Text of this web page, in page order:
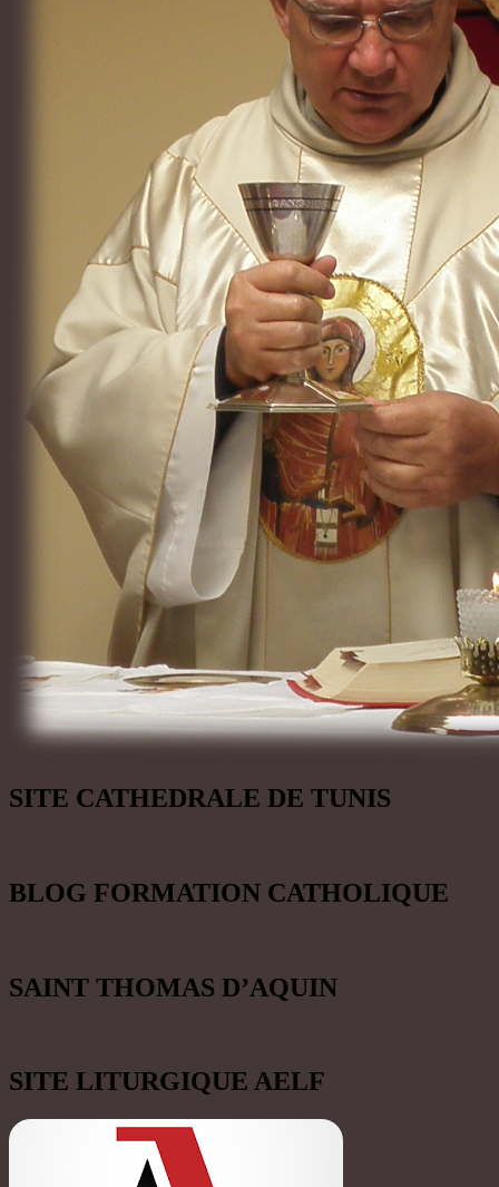
SITE CATHEDRALE DE TUNIS
BLOG FORMATION CATHOLIQUE
SAINT THOMAS D’AQUIN
SITE LITURGIQUE AELF